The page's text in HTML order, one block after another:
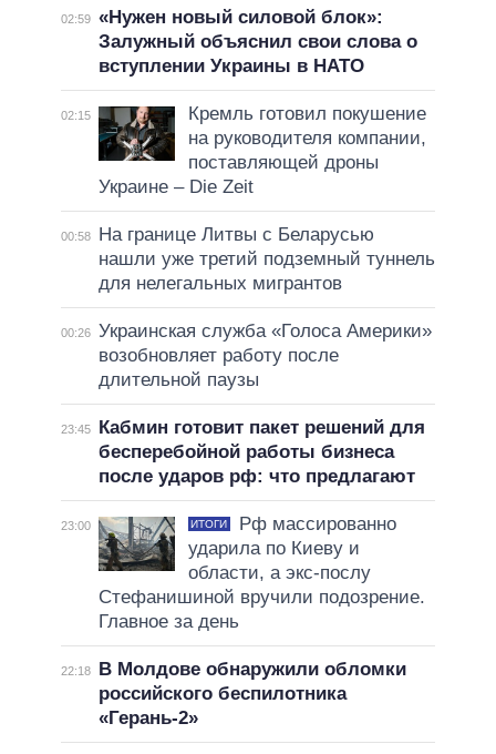
02:59 «Нужен новый силовой блок»:
Залужный объяснил свои слова о
вступлении Украины в НАТО
02:15
Кремль готовил покушение
на руководителя компании,
поставляющей дроны
Украине – Die Zeit
00:58
На границе Литвы с Беларусью
нашли уже третий подземный туннель
для нелегальных мигрантов
00:26 Украинская служба «Голоса Америки»
возобновляет работу после
длительной паузы
23:45
Кабмин готовит пакет решений для
бесперебойной работы бизнеса
после ударов рф: что предлагают
23:00 ИТОГИ
Рф массированно
ударила по Киеву и
области, а экс-послу
Стефанишиной вручили подозрение.
Главное за день
22:18
В Молдове обнаружили обломки
российского беспилотника
«Герань-2»